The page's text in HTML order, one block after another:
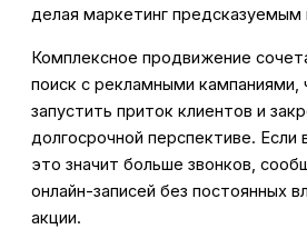
делая маркетинг
Комплексное продвижение
поиск с рекламными
запустить приток клиентов и
долгосрочной перспективе. Если
это значит больше звонков,
онлайн-записей без постоянных
акции.